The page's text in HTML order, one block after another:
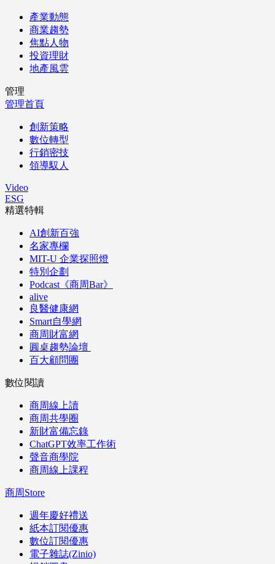
產業動態
商業趨勢
焦點人物
投資理財
地產風雲
管理
管理首頁
創新策略
數位轉型
行銷密技
領導馭人
Video
ESG
精選特輯
AI創新百強
名家專欄
MIT-U 企業探照燈
特別企劃
Podcast《商周Bar》
alive
良醫健康網
Smart自學網
商周財富網
圓桌趨勢論壇
百大顧問團
數位閱讀
商周線上讀
商周共學圈
新財富備忘錄
ChatGPT效率工作術
聲音商學院
商周線上課程
商周Store
週年慶好禮送
紙本訂閱優惠
數位訂閱優惠
電子雜誌(Zinio)